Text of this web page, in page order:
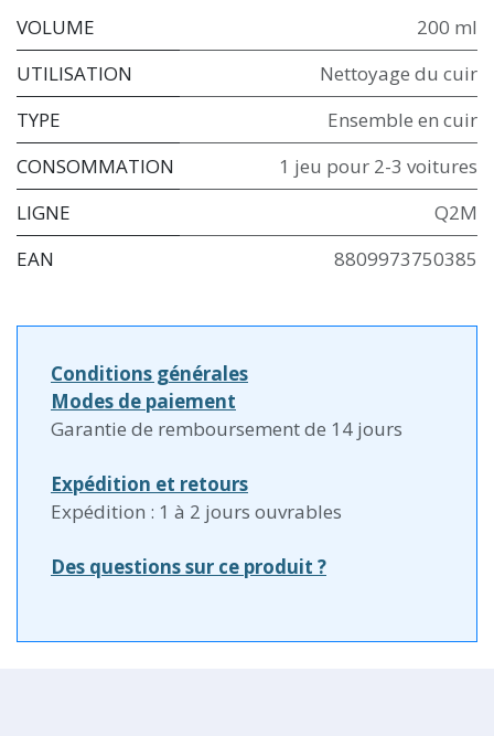
VOLUME
200 ml
UTILISATION
Nettoyage du cuir
TYPE
Ensemble en cuir
CONSOMMATION
1 jeu pour 2-3 voitures
LIGNE
Q2M
EAN
8809973750385
Conditions générales
Modes de paiement
Garantie de remboursement de 14 jours
Expédition et retours
Expédition : 1 à 2 jours ouvrables
Des questions sur ce produit ?